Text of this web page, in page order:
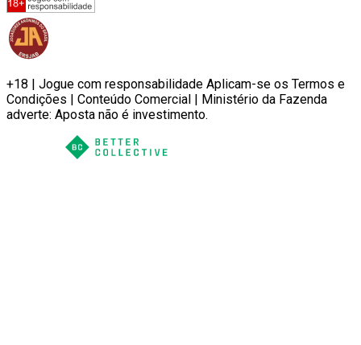
+18 | Jogue com responsabilidade Aplicam-se os Termos e
Condições | Conteúdo Comercial | Ministério da Fazenda
adverte: Aposta não é investimento.